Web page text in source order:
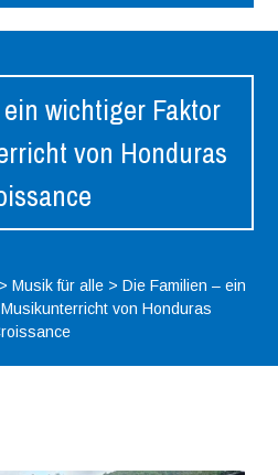
wichtiger Faktor
von Honduras
Musik für alle> Die Familien – ein
von Honduras